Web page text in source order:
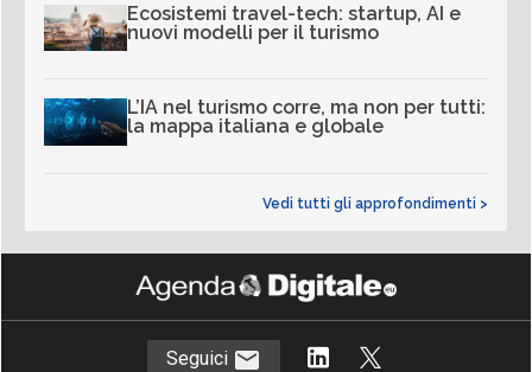
Ecosistemi travel-tech: startup, AI e
nuovi modelli per il turismo
L’IA nel turismo corre, ma non per tutti:
la mappa italiana e globale
Vedi tutti gli approfondimenti >
Seguici